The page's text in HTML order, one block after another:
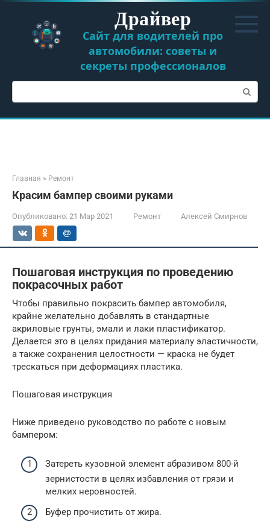
Перейти
контенту
Драйвер
Сайт для водителей про
автомобили: советы и
секреты профессионалов
Поиск:
Главная » Ремонт
Красим бампер своими руками
Опубликовано: 21 Мар 2021 Ремонт Алексей Смирнов
Пошаговая инструкция по проведению
покрасочных работ
Чтобы правильно покрасить бампер автомобиля,
крайне желательно добавлять в стандартные
акриловые грунты, эмали и лаки пластификатор.
Делается это в целях придания материалу эластичности,
а также сохранения целостности — краска не будет
трескаться при деформациях пластика.
Пошаговая инструкция
Ниже приведено руководство по работе с новым
бампером:
Затереть кузовной элемент абразивом 800-й
зернистости в целях избавления от грязи и
мелких неровностей.
Буфер прочистить от жира.